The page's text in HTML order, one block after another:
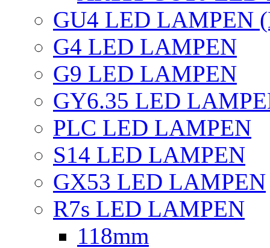
GU4 LED LAMPEN
G4 LED LAMPEN
G9 LED LAMPEN
GY6.35 LED
PLC LED LAMPEN
S14 LED LAMPEN
GX53 LED LAMPEN
R7s LED LAMPEN
118mm